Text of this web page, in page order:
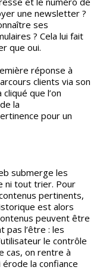
une newsletter ?
ses
? Cela lui fait
que oui.
réponse à
clients via son
que l’on
la
pour un
submerge les
ni tout trier. Pour
pertinents,
est alors
peuvent être
pas l’être : les
le contrôle
cas, on rentre à
la confiance